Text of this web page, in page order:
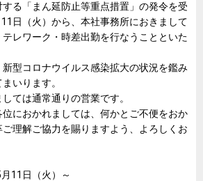
る「まん延防止等重点措置」の発令を受
日（火）から、本社事務所におきまして
レワーク・時差出勤を行なうことといた
型コロナウイルス感染拡大の状況を鑑み
いります。
ては通常通りの営業です。
におかれましては、何かとご不便をおか
理解ご協力を賜りますよう、よろしくお
11日（火）～